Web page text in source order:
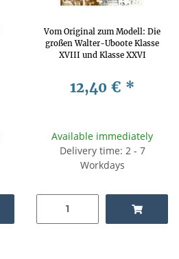
Vom Original zum Modell: Die
großen Walter-Uboote Klasse
XVIII und Klasse XXVI
12,40 € *
Available immediately
Delivery time: 2 - 7
Workdays